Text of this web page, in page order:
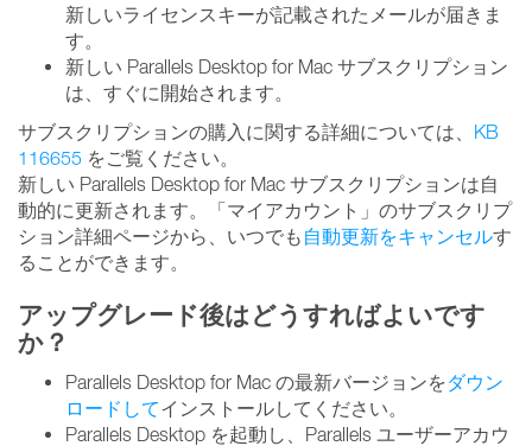
新しいライセンスキーが記載されたメールが届きま
す。
新しい Parallels Desktop for Mac サブスクリプション
は、すぐに開始されます。
サブスクリプションの購入に関する詳細については、 KB
116655 をご覧ください。
新しい Parallels Desktop for Mac サブスクリプションは自
動的に更新されます。「マイアカウント」のサブスクリプ
ション詳細ページから、いつでも 自動更新をキャンセルす
ることができます。
アップグレード後はどうすればよいです
か？
Parallels Desktop for Mac の最新バージョンをダウン
ロードしてインストールしてください。
Parallels Desktop を起動し、Parallels ユーザーアカウ